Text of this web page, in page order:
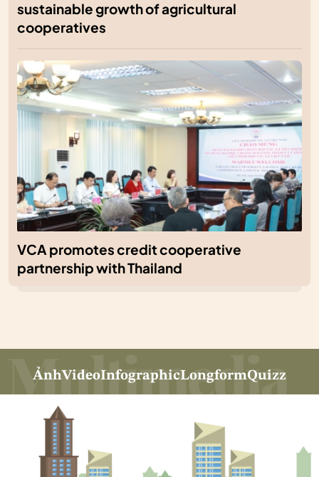
sustainable growth of agricultural
cooperatives
VCA promotes credit cooperative
partnership with Thailand
ẢnhVideoInfographicLongformQuizz